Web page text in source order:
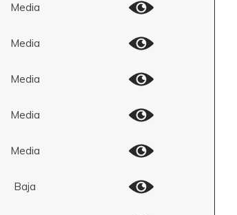
Media
Media
Media
Media
Media
Baja